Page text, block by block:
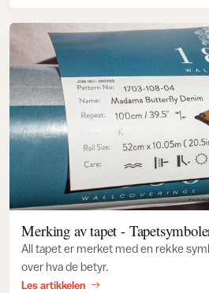
Merking av tapet -
All tapet er merket med en rekke
over hva de betyr.
Les artikkelen